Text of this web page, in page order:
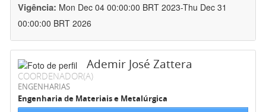
Vigência: Mon Dec 04 00:00:00 BRT 2023-Thu Dec 31
00:00:00 BRT 2026
Ademir José Zattera
COORDENADOR(A)
ENGENHARIAS
Engenharia de Materiais e Metalúrgica